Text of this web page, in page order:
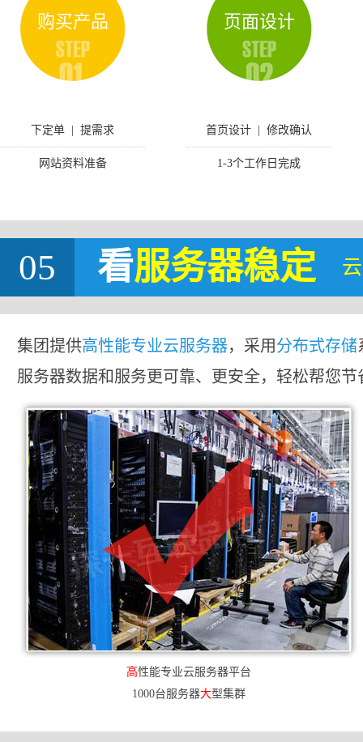
购买产品
下定单 | 提需求
网站资料准备
页面设计
首页设计 | 修改确认
1-3个工作日完成
05 看服务器稳定
集团提供高性能专业云服务器，采用分布式存储
服务器数据和服务更可靠、更安全，轻松帮您节
高性能专业云服务器平台
1000台服务器大型集群